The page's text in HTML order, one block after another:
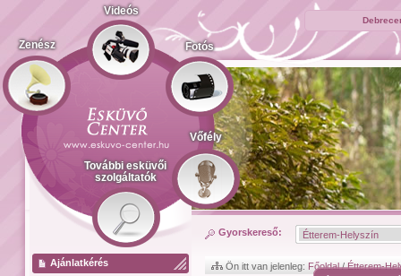
Zenész
Videós
Fotós
Vőfély
További esküvői
szolgáltatók
Ajánlatkérés
Gyorskereső:
Ön itt van jelenleg: Főoldal/Étterem-